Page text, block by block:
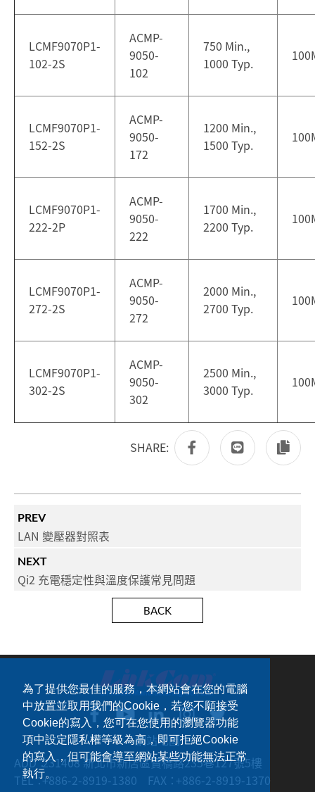
為了提供您最佳的服務，本網站會在您的電腦
中放置並取用我們的Cookie，若您不願接受
Cookie的寫入，您可在您使用的瀏覽器功能
項中設定隱私權等級為高，即可拒絕Cookie
的寫入，但可能會導至網站某些功能無法正常
執行。
LCMF9070P1-
102-2S
ACMP-
9050-
102
750 Min.,
1000 Typ.
LCMF9070P1-
152-2S
ACMP-
9050-
172
1200 Min.,
1500 Typ.
LCMF9070P1-
222-2P
ACMP-
9050-
222
1700 Min.,
2200 Typ.
LCMF9070P1-
272-2S
ACMP-
9050-
272
2000 Min.,
2700 Typ.
LCMF9070P1-
302-2S
ACMP-
9050-
302
2500 Min.,
3000 Typ.
SHARE:
PREV
LAN 變壓器對照表
NEXT
Qi2 充電穩定性與溫度保護常見問題
BACK
網站地圖
ADD：231408 新北市新店區寶橋路235巷127號5樓
TEL：+886-2-8919-1380 FAX：+886-2-8919-1370